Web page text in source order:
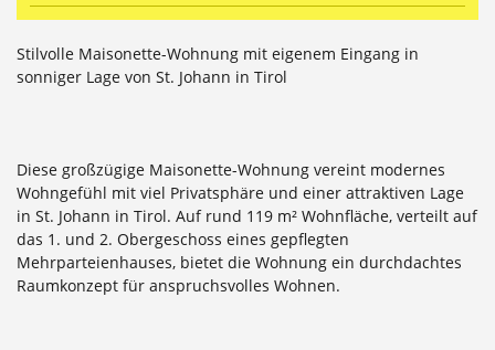
Stilvolle Maisonette-Wohnung mit eigenem Eingang in
sonniger Lage von St. Johann in Tirol
Diese großzügige Maisonette-Wohnung vereint modernes
Wohngefühl mit viel Privatsphäre und einer attraktiven Lage
in St. Johann in Tirol. Auf rund 119 m² Wohnfläche, verteilt auf
das 1. und 2. Obergeschoss eines gepflegten
Mehrparteienhauses, bietet die Wohnung ein durchdachtes
Raumkonzept für anspruchsvolles Wohnen.